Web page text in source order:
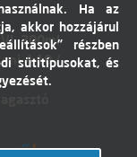
300ml
4,10 /
Ha az
akkor hozzájárul
részben
sütitípusokat, és